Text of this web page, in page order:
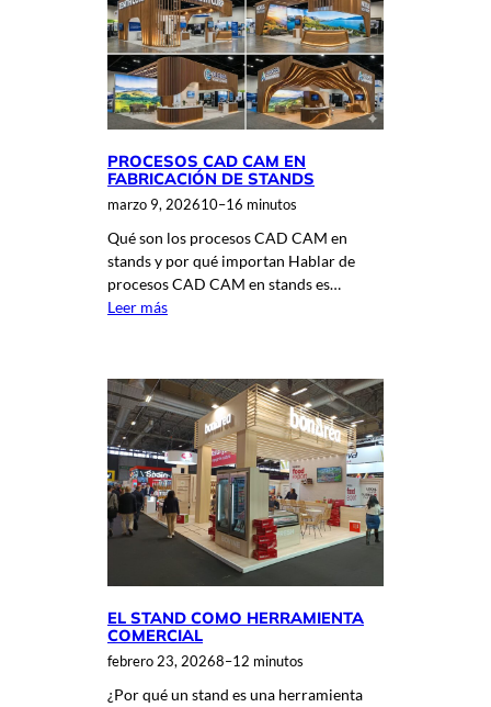
PROCESOS CAD CAM EN
FABRICACIÓN DE STANDS
marzo 9, 202610–16 minutos
Qué son los procesos CAD CAM en
stands y por qué importan Hablar de
procesos CAD CAM en stands es…
Leer más
EL STAND COMO HERRAMIENTA
COMERCIAL
febrero 23, 20268–12 minutos
¿Por qué un stand es una herramienta